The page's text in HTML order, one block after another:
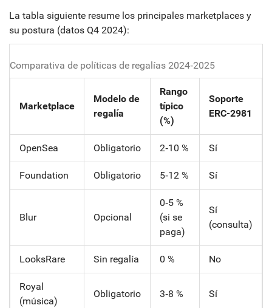
La tabla siguiente resume los principales marketplaces y
su postura (datos Q4 2024):
Comparativa de políticas de regalías 2024‑2025
Marketplace
Modelo de
regalía
Rango
típico
(%)
Soporte
ERC-2981
OpenSea Obligatorio 2‑10 % Sí
Foundation Obligatorio 5‑12 % Sí
Blur Opcional
0‑5 %
(si se
paga)
Sí
(consulta)
LooksRare Sin regalía 0 % No
Royal
(música)
Obligatorio 3‑8 % Sí